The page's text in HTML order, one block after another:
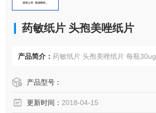
药敏纸片 头孢美唑纸片
产品简介： 药敏纸片 头孢美唑纸片 每瓶30ug
产品型号：
更新时间： 2018-04-15